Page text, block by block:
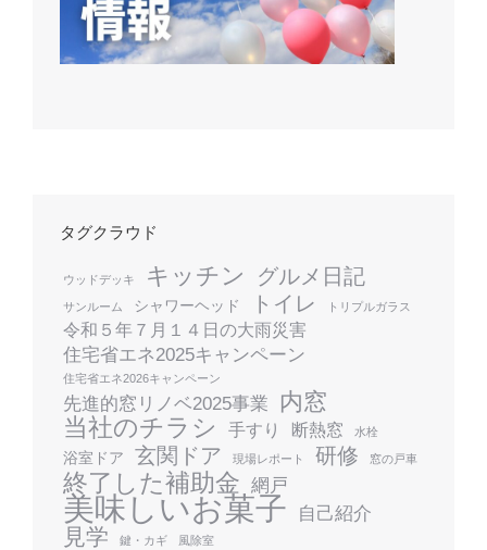
タグクラウド
ウッドデッキ キッチン グルメ日記
サンルーム シャワーヘッド トイレ トリプルガラス
令和５年７月１４日の大雨災害
住宅省エネ2025キャンペーン
住宅省エネ2026キャンペーン
先進的窓リノベ2025事業 内窓
当社のチラシ 手すり 断熱窓 水栓
浴室ドア 玄関ドア 現場レポート 研修 窓の戸車
終了した補助金 網戸
美味しいお菓子 自己紹介
見学 鍵・カギ 風除室